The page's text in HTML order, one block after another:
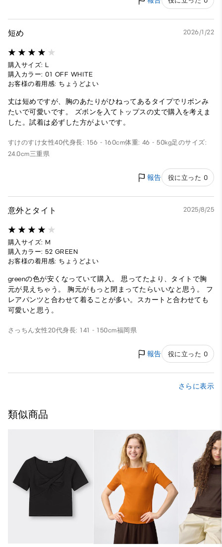
短め 2026/1/22
購入サイズ: L
購入カラー: 01 OFF WHITE
お客様の着用感: ちょうどよい
丈は短めですが、胸のあたりがひねってあるタイプでリボンみ
たいで可愛いです。 ズボンを入てトップスの丈で購入を考えま
した。試着は必ずした方がよいです。
すけのすけ女性40代身長: 156 - 160cm体重: 46 - 50kg足のサイズ:
24.0cm三重県
報告 役に立った 0
意外とタイト 2025/8/25
購入サイズ: M
購入カラー: 52 GREEN
お客様の着用感: ちょうどよい
greenの色が安くなっていて購入。 思ってたより、タイトで胸
元が見えちゃう。 胸元がもっと閉まってたらいいなと思う。 フ
レアパンツと合わせて着ることが多い。スカートと合わせても
可愛いと思う。
さっちん女性20代身長: 141 - 150cm福岡県
報告 役に立った 0
さらに表示
類似商品